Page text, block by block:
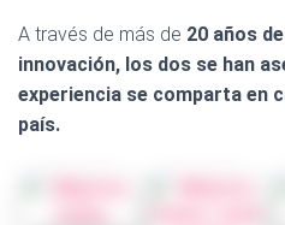
A través de más de 20 años
innovación, los dos se han
experiencia se comparta en
país.